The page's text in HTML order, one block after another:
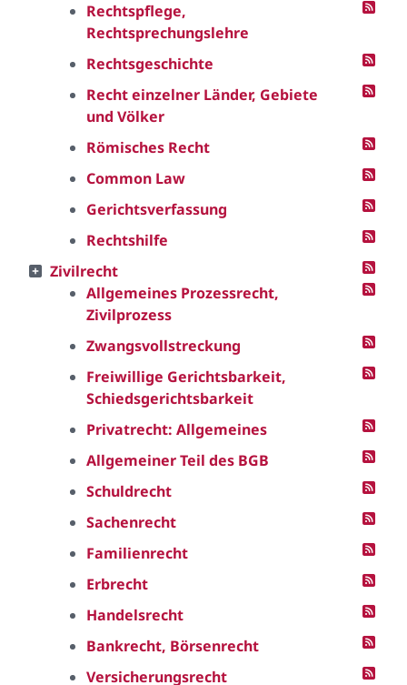
Rechtspflege,
Rechtsprechungslehre
Rechtsgeschichte
Recht einzelner Länder, Gebiete
und Völker
Römisches Recht
Common Law
Gerichtsverfassung
Rechtshilfe
Zivilrecht
Allgemeines Prozessrecht,
Zivilprozess
Zwangsvollstreckung
Freiwillige Gerichtsbarkeit,
Schiedsgerichtsbarkeit
Privatrecht: Allgemeines
Allgemeiner Teil des BGB
Schuldrecht
Sachenrecht
Familienrecht
Erbrecht
Handelsrecht
Bankrecht, Börsenrecht
Versicherungsrecht